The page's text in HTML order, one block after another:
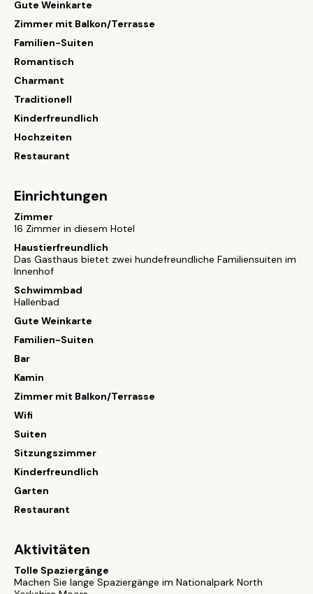
Gute Weinkarte
Zimmer mit Balkon/Terrasse
Familien-Suiten
Romantisch
Charmant
Traditionell
Kinderfreundlich
Hochzeiten
Restaurant
Einrichtungen
Zimmer
16 Zimmer in diesem Hotel
Haustierfreundlich
Das Gasthaus bietet zwei hundefreundliche Familiensuiten im
Innenhof
Schwimmbad
Hallenbad
Gute Weinkarte
Familien-Suiten
Bar
Kamin
Zimmer mit Balkon/Terrasse
Wifi
Suiten
Sitzungszimmer
Kinderfreundlich
Garten
Restaurant
Aktivitäten
Tolle Spaziergänge
Machen Sie lange Spaziergänge im Nationalpark North